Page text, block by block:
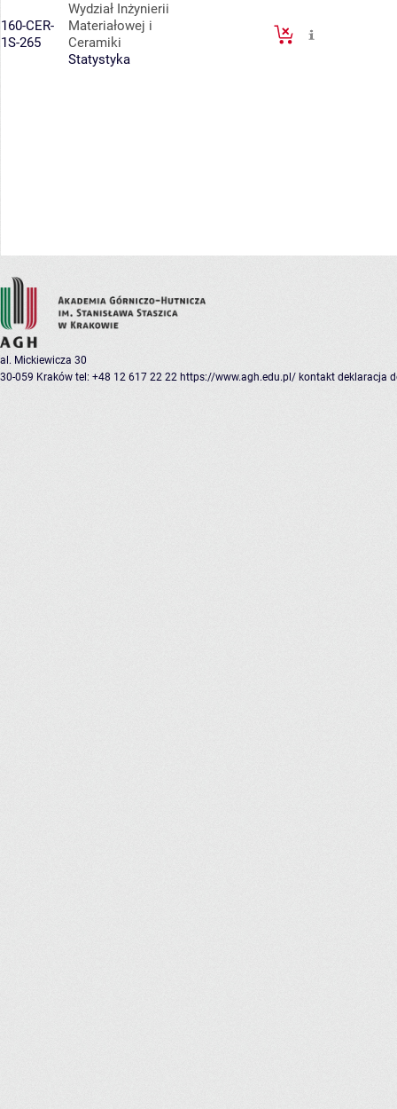
160-CER-
1S-265
Wydział Inżynierii
Materiałowej i
Ceramiki
Statystyka
al. Mickiewicza 30
30-059 Kraków tel: +48 12 617 22 22 https://www.agh.edu.pl/ kontakt deklaracja